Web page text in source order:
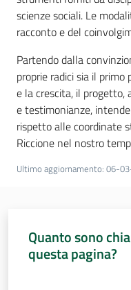
Assemblea
Attività
Argomenti
Per i media
scienze sociali. Le
racconto e del
Partendo dalla
proprie radici sia il
e la crescita, il
e testimonianze,
rispetto alle coordinate
Riccione nel nostro
Ultimo aggiornamento: 06-
Quanto sono
questa pagina?